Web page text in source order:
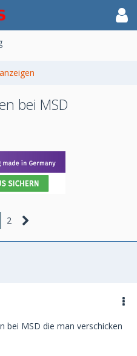
bei MSD
2
bei MSD die man verschicken